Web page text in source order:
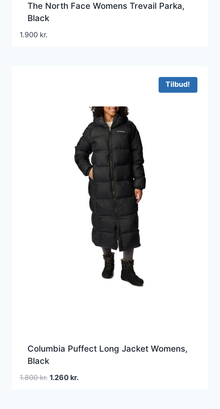
The North Face Womens Trevail Parka,
Black
1.900 kr.
Tilbud!
Columbia Puffect Long Jacket Womens,
Black
1.800kr. Den
1.260kr.Den